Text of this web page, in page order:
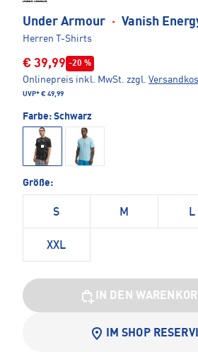
Under Armour · Vanish
Herren T-Shirts
€ 39,99 -20 %
Onlinepreis inkl. MwSt. zzgl.
UVP* € 49,99
Farbe: Schwarz
Größe:
S M L
XXL
IN DEN
IM SHOP